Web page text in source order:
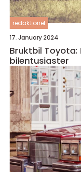
redaktionel
17. January 2024
Bruktbil
bilentusiaster